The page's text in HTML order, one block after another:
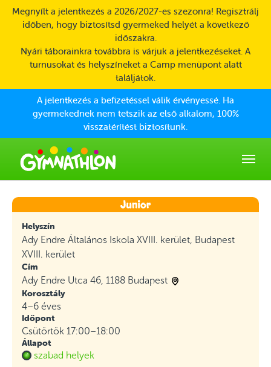
Skip to main content
Megnyílt a jelentkezés a 2026/2027-es szezonra! Regisztrálj
időben, hogy biztosítsd gyermeked helyét a következő
időszakra.
Nyári táborainkra továbbra is várjuk a jelentkezéseket. A
turnusokat és helyszíneket a Camp menüpont alatt
találjátok.
A jelentkezés a befizetéssel válik érvényessé. Ha
gyermekednek nem tetszik az első alkalom, 100%
visszatérítést biztosítunk.
Helyszín
Ady Endre Általános Iskola XVIII. kerület, Budapest
XVIII. kerület
Cím
Ady Endre Utca 46, 1188 Budapest
Korosztály
4–6 éves
Időpont
Csütörtök 17:00–18:00
Állapot
szabad helyek